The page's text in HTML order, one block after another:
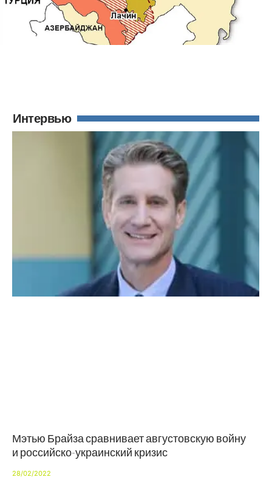
Интервью
Мэтью Брайза сравнивает августовскую войну
и российско-украинский кризис
28/02/2022